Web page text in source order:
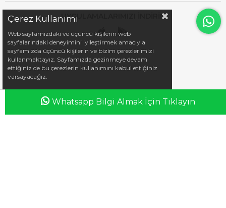
UYGULAMALARIMIZI İNDİRİN
+90 312 473 00 74
Whatsapp Bilgi Almak İçin Tıklayın
Çerez Kullanımı
Web sayfamızdaki ve üçüncü kişilerin web
sayfalarındaki deneyimini iyileştirmek amacıyla
sayfamızda üçüncü kişilerin ve bizim çerezlerimizi
kullanmaktayız. Sayfamızda gezinmeye devam
ettiğiniz de bu çerezlerin kullanımını kabul ettiğiniz
varsayacağız.
Anasayfa Favorilerim Sepetim Üye Girişi